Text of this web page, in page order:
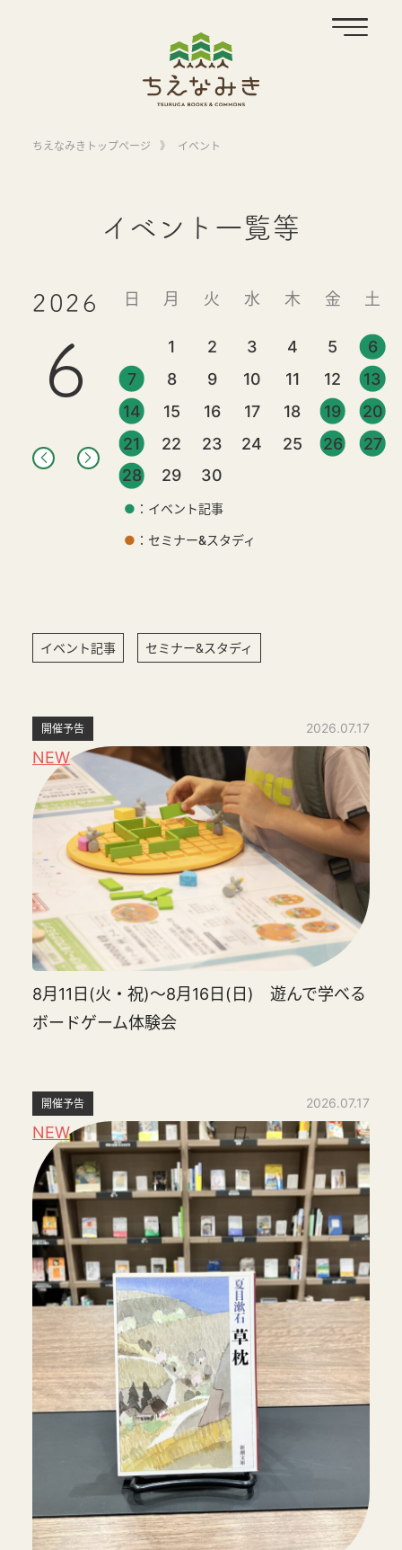
ちえなみきトップページ 》 イベント
イベント一覧等
2026
6
日 月 火 水 木 金 土
1 2 3 4 5
6
7
8 9 10 11 12
13
14
15 16 17 18 19
20
21
22 23 24 25 26
27
28
29 30
● ：イベント記事
● ：セミナー&スタディ
イベント記事 セミナー&スタディ
開催予告 2026.07.17
NEW
8月11日(火・祝)～8月16日(日) 遊んで学べる
ボードゲーム体験会
開催予告 2026.07.17
NEW